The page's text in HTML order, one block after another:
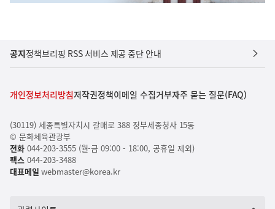
공지정책브리핑 RSS 서비스 제공 중단 안내
개인정보처리방침저작권정책이메일 수집거부자주 묻는 질문(FAQ)
(30119) 세종특별자치시 갈매로 388 정부세종청사 15동
© 문화체육관광부
전화044-203-3555 (월-금 09:00 - 18:00, 공휴일 제외)
팩스044-203-3488
대표메일 webmaster@korea.kr